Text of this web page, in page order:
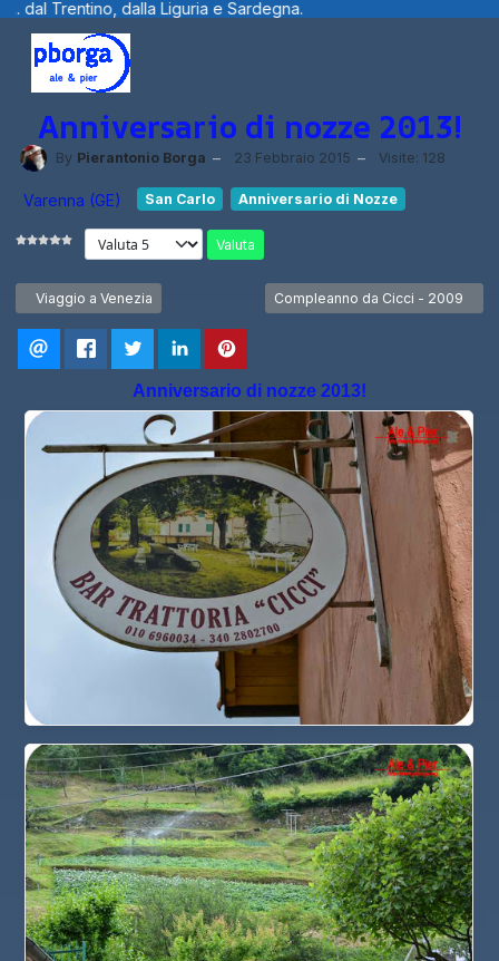
e Sardegna.
Anniversario di nozze 2013!
By Pierantonio Borga 23 Febbraio 2015 Visite: 128
Varenna (GE) San Carlo Anniversario di Nozze
Valuta
Articolo precedente: Viaggio a Venezia
Viaggio a Venezia Articolo successivo:
Compleanno da Cicci - 2009
Anniversario di nozze 2013!